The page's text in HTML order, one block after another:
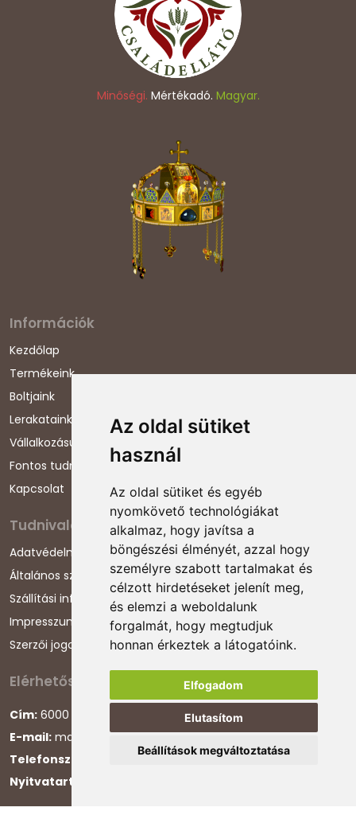
Az oldal sütiket
használ
Az oldal sütiket és egyéb
nyomkövető technológiákat
alkalmaz, hogy javítsa a
böngészési élményét, azzal hogy
személyre szabott tartalmakat és
célzott hirdetéseket jelenít meg,
és elemzi a weboldalunk
forgalmát, hogy megtudjuk
honnan érkeztek a látogatóink.
Elfogadom
Elutasítom
Beállítások megváltoztatása
Minőségi. Mértékadó. Magyar.
Információk
Kezdőlap
Termékeink
Boltjaink
Lerakataink
Vállalkozásunkról
Fontos tudnivalók
Kapcsolat
Tudnivalók
Adatvédelmi nyilatkozat
Általános szerződési feltételek
Szállítási információk
Impresszum
Szerzői jogok
Elérhetőségeink
Cím: 6000 Kecskemét, Darázs utca 1.
E-mail: magyarcsaladellato@gmail.com
Telefonszám:
+36 30 868 88 75
Nyitvatartás: